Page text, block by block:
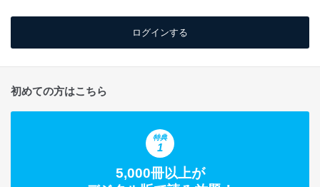
初めての方はこちら
特典
1
5,000冊以上が